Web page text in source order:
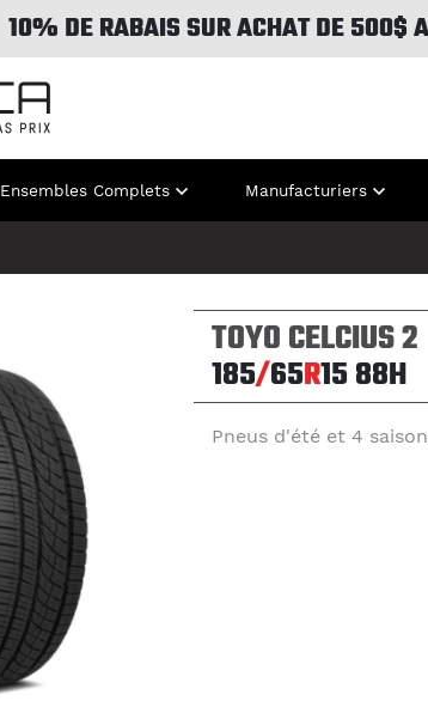
10% DE RABAIS SUR ACHAT DE 500$
Ensembles Complets Manufacturiers
TOYO CELCIUS 2
185/65R1588H
Pneus d'été et 4